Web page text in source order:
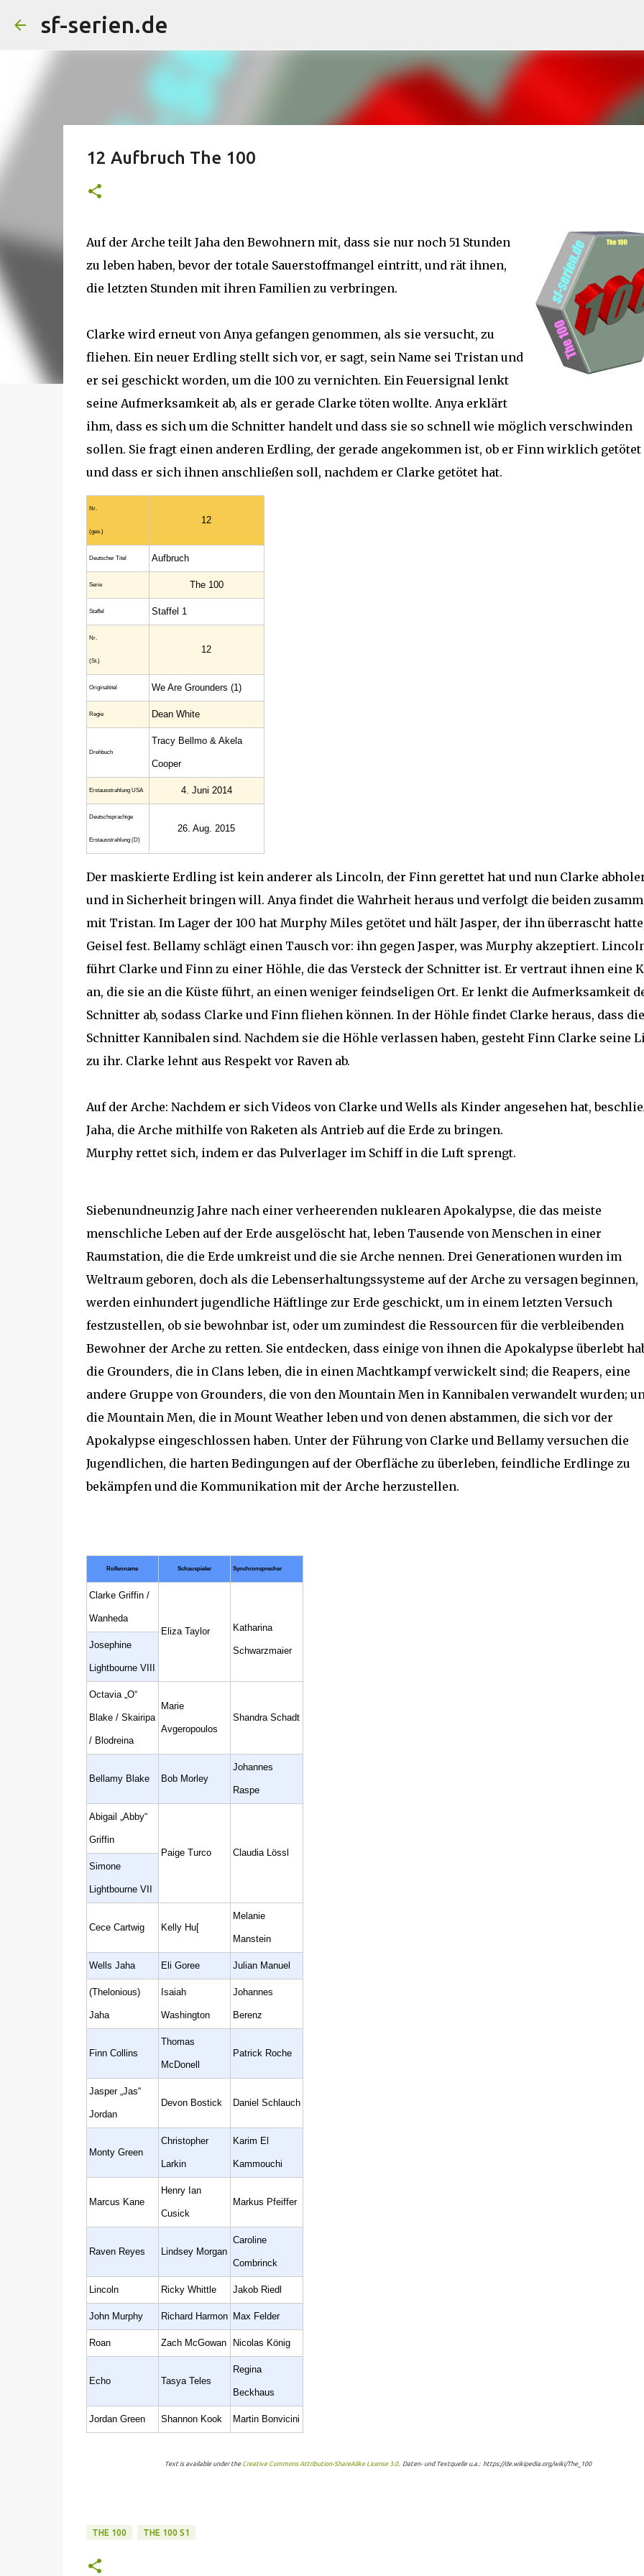
sf-serien.de
12 Aufbruch The 100
Auf der Arche teilt Jaha den Bewohnern mit, dass sie nur noch 51 Stunden
zu leben haben, bevor der totale Sauerstoffmangel eintritt, und rät ihnen,
die letzten Stunden mit ihren Familien zu verbringen.
Clarke wird erneut von Anya gefangen genommen, als sie versucht, zu
fliehen. Ein neuer Erdling stellt sich vor, er sagt, sein Name sei Tristan und
er sei geschickt worden, um die 100 zu vernichten. Ein Feuersignal lenkt
seine Aufmerksamkeit ab, als er gerade Clarke töten wollte. Anya erklärt
ihm, dass es sich um die Schnitter handelt und dass sie so schnell wie möglich verschwinden
sollen. Sie fragt einen anderen Erdling, der gerade angekommen ist, ob er Finn wirklich getötet
und dass er sich ihnen anschließen soll, nachdem er Clarke getötet hat.
Nr.
(ges.)
12
Deutscher Titel Aufbruch
Serie The 100
Staffel Staffel 1
Nr.
(St.)
12
Original­titel We Are Grounders (1)
Regie Dean White
Drehbuch
Tracy Bellmo & Akela
Cooper
Erstaus­strahlung USA 4. Juni 2014
Deutsch­sprachige
Erstaus­strahlung (D)
26. Aug. 2015
Der maskierte Erdling ist kein anderer als Lincoln, der Finn gerettet hat und nun Clarke
und in Sicherheit bringen will. Anya findet die Wahrheit heraus und verfolgt die beiden
mit Tristan. Im Lager der 100 hat Murphy Miles getötet und hält Jasper, der ihn überrascht
Geisel fest. Bellamy schlägt einen Tausch vor: ihn gegen Jasper, was Murphy akzeptiert.
führt Clarke und Finn zu einer Höhle, die das Versteck der Schnitter ist. Er vertraut ihnen eine
an, die sie an die Küste führt, an einen weniger feindseligen Ort. Er lenkt die Aufmerksamkeit
Schnitter ab, sodass Clarke und Finn fliehen können. In der Höhle findet Clarke heraus, dass die
Schnitter Kannibalen sind. Nachdem sie die Höhle verlassen haben, gesteht Finn Clarke seine
zu ihr. Clarke lehnt aus Respekt vor Raven ab.
Auf der Arche: Nachdem er sich Videos von Clarke und Wells als Kinder angesehen hat,
Jaha, die Arche mithilfe von Raketen als Antrieb auf die Erde zu bringen.
Murphy rettet sich, indem er das Pulverlager im Schiff in die Luft sprengt.
Siebenundneunzig Jahre nach einer verheerenden nuklearen Apokalypse, die das meiste
menschliche Leben auf der Erde ausgelöscht hat, leben Tausende von Menschen in einer
Raumstation, die die Erde umkreist und die sie Arche nennen. Drei Generationen wurden im
Weltraum geboren, doch als die Lebenserhaltungssysteme auf der Arche zu versagen beginnen,
werden einhundert jugendliche Häftlinge zur Erde geschickt, um in einem letzten Versuch
festzustellen, ob sie bewohnbar ist, oder um zumindest die Ressourcen für die verbleibenden
Bewohner der Arche zu retten. Sie entdecken, dass einige von ihnen die Apokalypse überlebt
die Grounders, die in Clans leben, die in einen Machtkampf verwickelt sind; die Reapers, eine
andere Gruppe von Grounders, die von den Mountain Men in Kannibalen verwandelt wurden;
die Mountain Men, die in Mount Weather leben und von denen abstammen, die sich vor der
Apokalypse eingeschlossen haben. Unter der Führung von Clarke und Bellamy versuchen die
Jugendlichen, die harten Bedingungen auf der Oberfläche zu überleben, feindliche Erdlinge zu
bekämpfen und die Kommunikation mit der Arche herzustellen.
Rollenname Schauspieler Synchronsprecher
Clarke Griffin /
Wanheda
Eliza Taylor
Katharina
Schwarzmaier
Josephine
Lightbourne VIII
Octavia „O“
Blake / Skairipa
/ Blodreina
Marie
Avgeropoulos
Shandra Schadt
Bellamy Blake Bob Morley
Johannes
Raspe
Abigail „Abby“
Griffin
Paige Turco
Claudia Lössl
Simone
Lightbourne VII
Cece Cartwig Kelly Hu[
Melanie
Manstein
Wells Jaha Eli Goree Julian Manuel
(Thelonious)
Jaha
Isaiah
Washington
Johannes
Berenz
Finn Collins
Thomas
McDonell
Patrick Roche
Jasper „Jas“
Jordan
Devon Bostick Daniel Schlauch
Monty Green
Christopher
Larkin
Karim El
Kammouchi
Marcus Kane
Henry Ian
Cusick
Markus Pfeiffer
Raven Reyes Lindsey Morgan
Caroline
Combrinck
Lincoln Ricky Whittle Jakob Riedl
John Murphy Richard Harmon Max Felder
Roan Zach McGowan Nicolas König
Echo Tasya Teles
Regina
Beckhaus
Jordan Green Shannon Kook Martin Bonvicini
Text is available under the Creative Commons Attribution-ShareAlike License 3.0. Daten- und Textquelle u.a.: https://de.wikipedia.org/wiki/The_100
THE 100 THE 100 S1